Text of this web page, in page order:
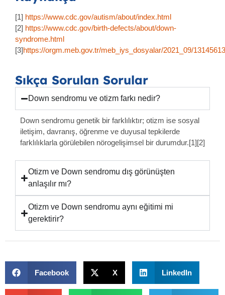
[1] https://www.cdc.gov/autism/about/index.html
[2] https://www.cdc.gov/birth-defects/about/down-
syndrome.html
[3]https://orgm.meb.gov.tr/meb_iys_dosyalar/2021_09/
Sıkça Sorulan Sorular
Down sendromu ve otizm farkı nedir?
Down sendromu genetik bir farklılıktır; otizm ise sosyal
iletişim, davranış, öğrenme ve duyusal tepkilerde
farklılıklarla görülebilen nörogelişimsel bir durumdur.[1][2]
Otizm ve Down sendromu dış görünüşten
anlaşılır mı?
Otizm ve Down sendromu aynı eğitimi mi
gerektirir?
Facebook X LinkedIn